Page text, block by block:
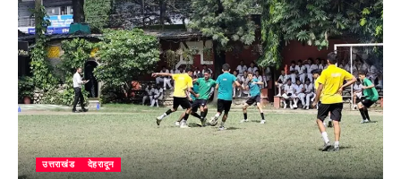
उत्तराखंड देहरादून